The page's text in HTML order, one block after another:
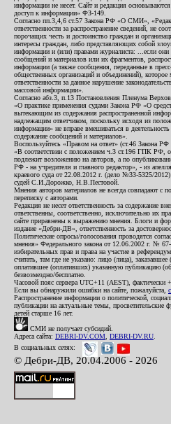
информации не несет. Сайт и редакция
доступ к информации» ФЗ-149.
Согласно пп.3,4,6 ст.57 Закона РФ «О СМИ»,
ответственности за распространение сведений, не
порочащих честь и достоинство граждан и
интересы граждан, либо представляющих собой
информации и (или) правами журналиста: ...если
сообщений и материалов или их фрагментов,
информации (а также сообщения, переданные в
общественных организаций и объединений),
ответственности за данное нарушение
массовой информации».
Согласно абз.3, п.13 Постановления Пленума
«О практике применения судами Закона РФ «О
вытекающим из содержания распространенной
надлежащим ответчиком, поскольку исходя из
информации» не вправе вмешиваться в
содержание сообщений и материалов».
Воспользуйтесь «Правом на ответ» (ст.46 Закона
«В соответствии с положением ч.3 ст.196 ГПК РФ,
подлежит возложению на авторов, а по
РФ - на учредителя и главного редактор», - из
краевого суда от 22.08.2012 г. (дело №33-5325/
судей С.И.Дорожко, Н.В.Пестовой.
Мнения авторов материалов не всегда совпадают с
переписку с авторами.
Редакция не несет ответственность за содержание
ответственны, соответственно, исключительно их
сайте приравнены к выражению мнения. Блоги и
издание «Дебри-ДВ», ответственность за
Политические опросы/голосования проводятся
мнения» Федерального закона от 12.06.2002 г. №
избирательных прав и права на участие в
считать, там где не указано: лицо (лица),
оплатившее (оплативших) указанную публикацию
безвозмездно/бесплатно.
Часовой пояс сервера UTC+11 (AEST), фактически
Если вы обнаружили ошибки на сайте, пожалуйста,
Распространение информации о политической,
публикации на актуальные темы,
детей старше 16 лет.
СМИ не получает субсидий.
Адреса сайта: DEBRI-DV.COM DEBRI-DV.RU
В социальных сетях:
© Дебри-ДВ, 20.04.2006 - 2026